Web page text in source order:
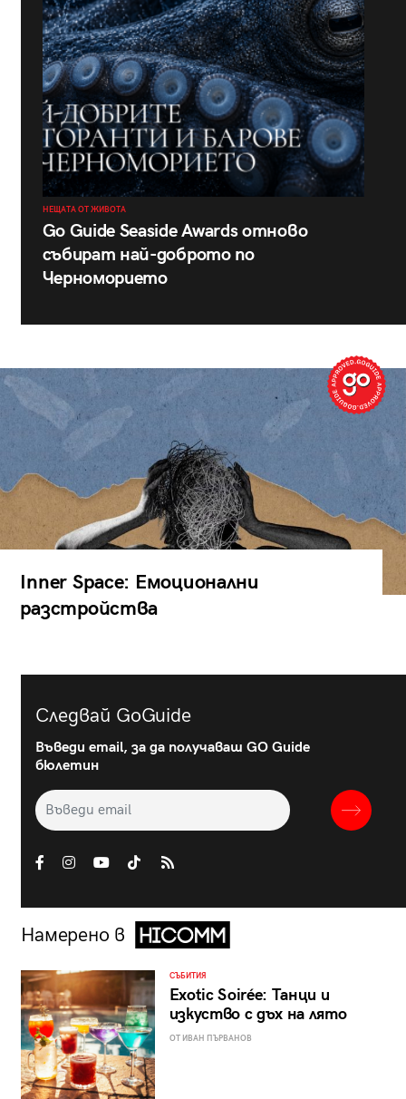
НЕЩАТА ОТ ЖИВОТА
Go Guide Seaside Awards отново
събират най-доброто по
Черноморието
Inner Space: Емоционални
разстройства
Следвай GoGuide
Въведи email, за да получаваш GO Guide
бюлетин
Намерено в
СЪБИТИЯ
Exotic Soirée: Танци и
изкуство с дъх на лято
ОТ ИВАН ПЪРВАНОВ